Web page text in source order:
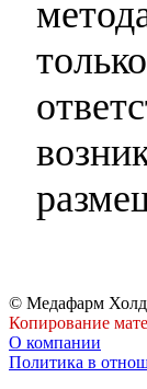
© Медафарм
Копирование
О компании
Политика в